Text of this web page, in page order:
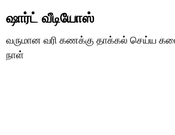
ஷார்ட் வீடியோஸ்
வருமான வரி கணக்கு தாக்கல் செய்ய
நாள்